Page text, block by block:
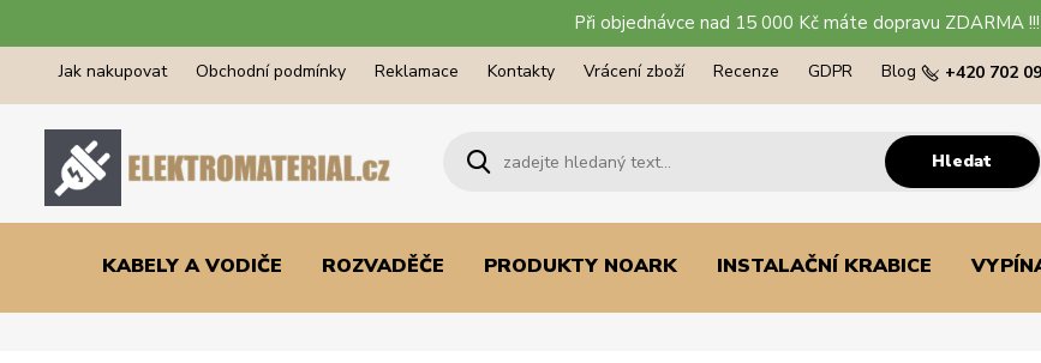
Při objednávce nad 15 000 Kč máte dopravu ZDARMA !!!
Jak nakupovat Obchodní podmínky Reklamace Kontakty Vrácení zboží Recenze GDPR Blog
Hledat
+420 702
KABELY A VODIČE ROZVADĚČE PRODUKTY NOARK INSTALAČNÍ KRABICE